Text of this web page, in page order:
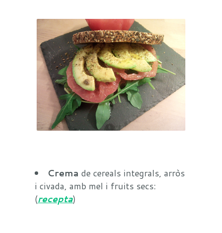
Crema de cereals integrals, arròs
i civada, amb mel i fruits secs:
(recepta)